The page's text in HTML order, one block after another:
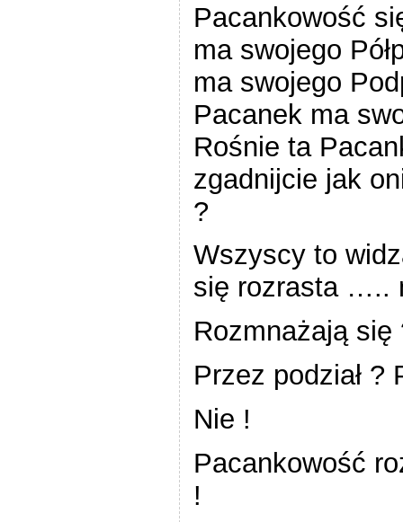
Pacankowość
ma swojego
ma swojego
Pacanek ma
Rośnie ta
zgadnijcie jak
?
Wszyscy to
się rozrasta …..
Rozmnażają się
Przez podział ?
Nie !
Pacankowość
!